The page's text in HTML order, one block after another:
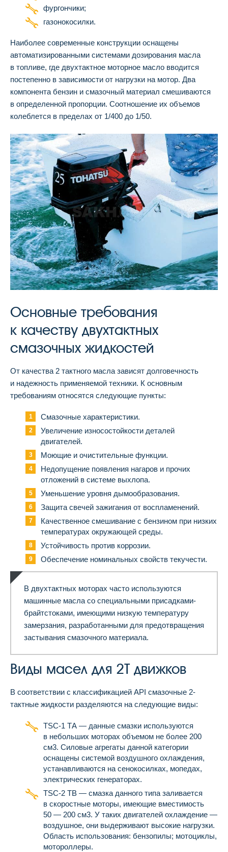
фургончики;
газонокосилки.
Наиболее современные конструкции оснащены
автоматизированными системами дозирования масла
в топливе, где двухтактное моторное масло вводится
постепенно в зависимости от нагрузки на мотор. Два
компонента бензин и смазочный материал смешиваются
в определенной пропорции. Соотношение их объемов
колеблется в пределах от 1/400 до 1/50.
Основные требования
к качеству двухтактных
смазочных жидкостей
От качества 2 тактного масла зависят долговечность
и надежность применяемой техники. К основным
требованиям относятся следующие пункты:
Смазочные характеристики.
Увеличение износостойкости деталей
двигателей.
Моющие и очистительные функции.
Недопущение появления нагаров и прочих
отложений в системе выхлопа.
Уменьшение уровня дымообразования.
Защита свечей зажигания от воспламенений.
Качественное смешивание с бензином при низких
температурах окружающей среды.
Устойчивость против коррозии.
Обеспечение номинальных свойств текучести.
В двухтактных моторах часто используются
машинные масла со специальными присадками-
брайтстоками, имеющими низкую температуру
замерзания, разработанными для предотвращения
застывания смазочного материала.
Виды масел для 2Т движков
В соответствии с классификацией АРI смазочные 2-
тактные жидкости разделяются на следующие виды:
ТSС-1 ТА — данные смазки используются
в небольших моторах объемом не более 200
см3. Силовые агрегаты данной категории
оснащены системой воздушного охлаждения,
устанавливаются на сенокосилках, мопедах,
электрических генераторах.
ТSС-2 ТВ — смазка данного типа заливается
в скоростные моторы, имеющие вместимость
50 — 200 см3. У таких двигателей охлаждение —
воздушное, они выдерживают высокие нагрузки.
Область использования: бензопилы; мотоциклы,
мотороллеры.